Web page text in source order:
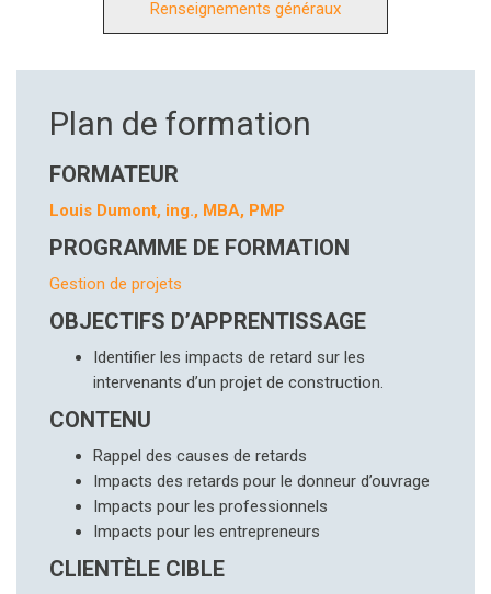
Renseignements généraux
Plan de formation
FORMATEUR
Louis Dumont, ing., MBA, PMP
PROGRAMME DE FORMATION
Gestion de projets
OBJECTIFS D’APPRENTISSAGE
Identifier les impacts de retard sur les
intervenants d’un projet de construction.
CONTENU
Rappel des causes de retards
Impacts des retards pour le donneur d’ouvrage
Impacts pour les professionnels
Impacts pour les entrepreneurs
CLIENTÈLE CIBLE